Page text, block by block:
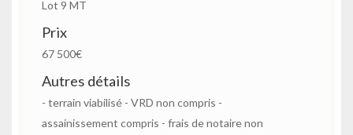
Lot 9 MT
Prix
67 500€
Autres détails
- terrain viabilisé - VRD non compris -
assainissement compris - frais de notaire non